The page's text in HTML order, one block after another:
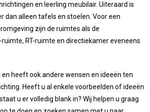
en leerling meubilair. Uiteraard is
dan alleen tafels en stoelen. Voor een
zijn de ruimtes als de
RT-ruimte en directiekamer eveneens
en heeft ook andere wensen en ideeën ten
Heeft u al enkele voorbeelden of ideeën
u er volledig blank in? Wij helpen u graag